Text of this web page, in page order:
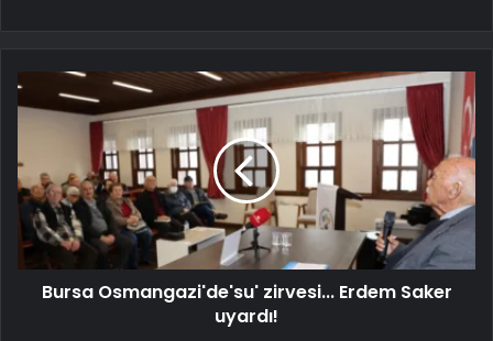
Bursa Osmangazi'de'su' zirvesi... Erdem Saker
uyardı!